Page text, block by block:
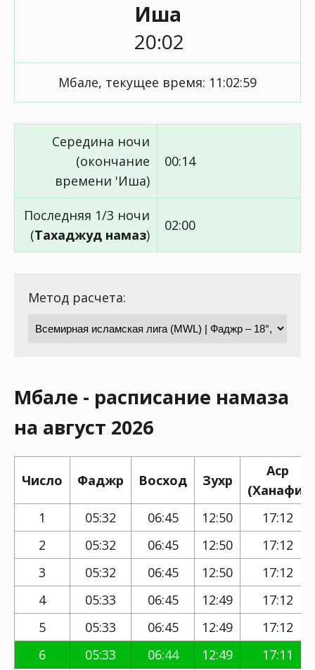
Иша
20:02
Мбале, текущее время: 11:02:59
Середина ночи
(окончание
времени 'Иша)
00:14
Последняя 1/3 ночи
(Тахаджуд намаз)
02:00
Метод расчета:
Мбале - расписание намаза
на август 2026
Число Фаджр Восход Зухр
Аср
(Ханафи)
1
05:32 06:45 12:50
17:12
2
05:32 06:45 12:50
17:12
3
05:32 06:45 12:50
17:12
4
05:33 06:45 12:49
17:12
5
05:33 06:45 12:49
17:12
6
05:33 06:44 12:49
17:11